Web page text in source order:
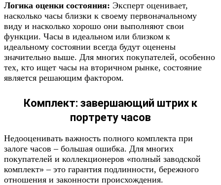
Логика оценки состояния: Эксперт оценивает,
насколько часы близки к своему первоначальному
виду и насколько хорошо они выполняют свои
функции. Часы в идеальном или близком к
идеальному состоянии всегда будут оценены
значительно выше. Для многих покупателей, особенно
тех, кто ищет часы на вторичном рынке, состояние
является решающим фактором.
Комплект: завершающий штрих к
портрету часов
Недооценивать важность полного комплекта при
залоге часов – большая ошибка. Для многих
покупателей и коллекционеров «полный заводской
комплект» – это гарантия подлинности, бережного
отношения и законности происхождения.